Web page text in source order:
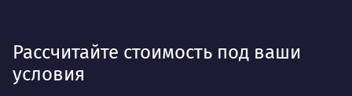
Рассчитайте стоимость под ваши
условия